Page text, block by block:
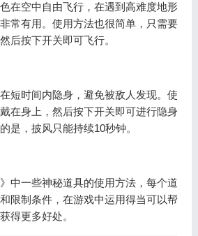
在空中自由飞行，在遇到高难度地形
常有用。使用方法也很简单，只需要
后按下开关即可飞行。
短时间内隐身，避免被敌人发现。使
在身上，然后按下开关即可进行隐身
是，披风只能持续10秒钟。
中一些神秘道具的使用方法，每个道
限制条件，在游戏中运用得当可以帮
得更多好处。